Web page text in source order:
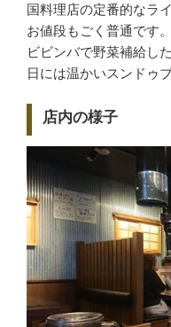
国料理店の定番的なラ
お値段もごく普通です。
ビビンバで野菜補給し
日には温かいスンドゥ
店内の様子